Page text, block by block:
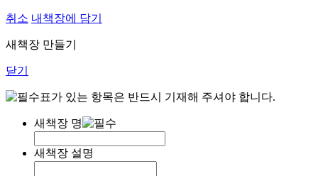
취소 내책장에 담기
새책장 만들기
닫기
표가 있는 항목은 반드시 기재해 주셔야 합니다.
새책장 명
새책장 설명